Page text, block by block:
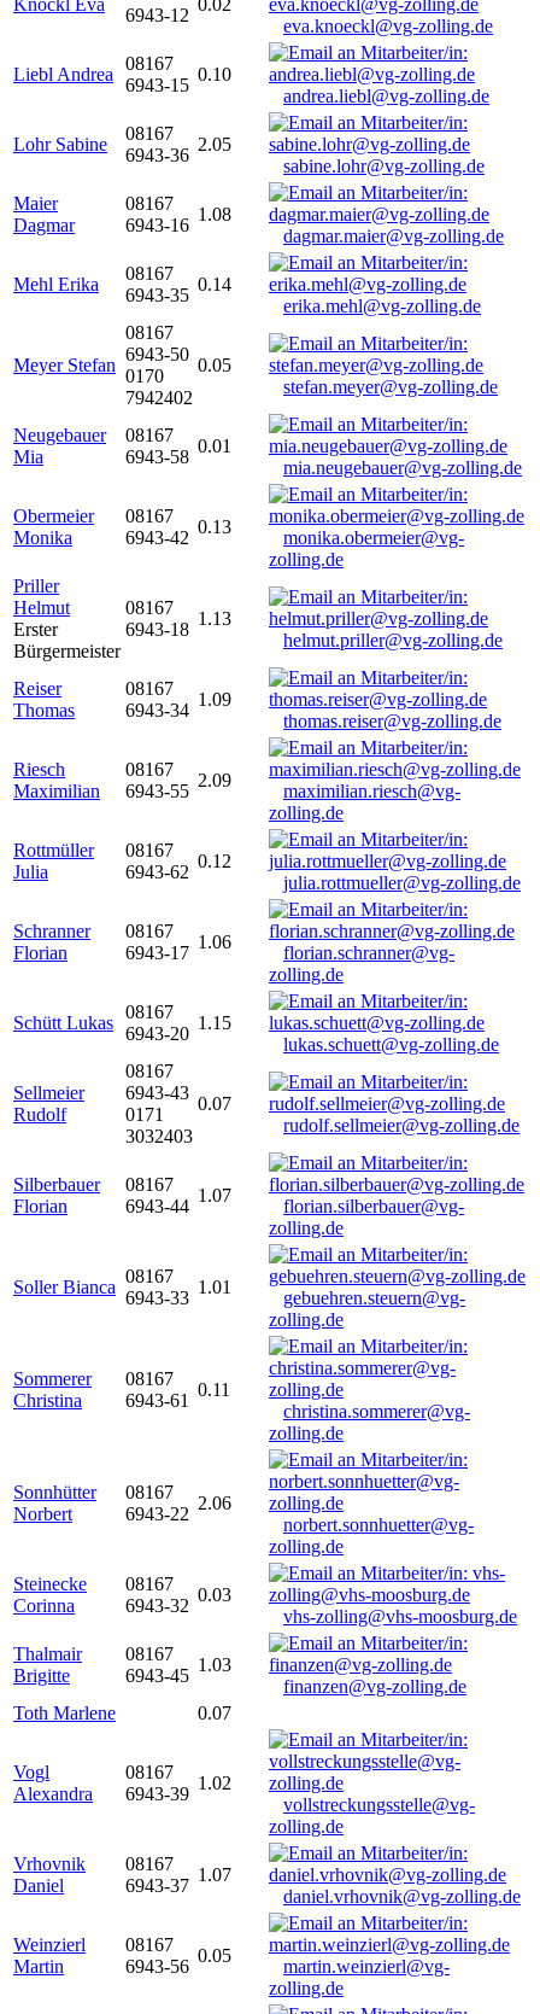
Knöckl Eva
6943-12
0.02
eva.knoeckl@vg-zolling.de
Liebl Andrea
08167
6943-15
0.10
andrea.liebl@vg-zolling.de
Lohr Sabine
08167
6943-36
2.05
sabine.lohr@vg-zolling.de
Maier
Dagmar
08167
6943-16
1.08
dagmar.maier@vg-zolling.de
Mehl Erika
08167
6943-35
0.14
erika.mehl@vg-zolling.de
Meyer Stefan
08167
6943-50
0170
7942402
0.05
stefan.meyer@vg-zolling.de
Neugebauer
Mia
08167
6943-58
0.01
mia.neugebauer@vg-zolling.de
Obermeier
Monika
08167
6943-42
0.13
monika.obermeier@vg-
zolling.de
Priller
Helmut
Erster
Bürgermeister
08167
6943-18
1.13
helmut.priller@vg-zolling.de
Reiser
Thomas
08167
6943-34
1.09
thomas.reiser@vg-zolling.de
Riesch
Maximilian
08167
6943-55
2.09
maximilian.riesch@vg-
zolling.de
Rottmüller
Julia
08167
6943-62
0.12
julia.rottmueller@vg-zolling.de
Schranner
Florian
08167
6943-17
1.06
florian.schranner@vg-
zolling.de
Schütt Lukas
08167
6943-20
1.15
lukas.schuett@vg-zolling.de
Sellmeier
Rudolf
08167
6943-43
0171
3032403
0.07
rudolf.sellmeier@vg-zolling.de
Silberbauer
Florian
08167
6943-44
1.07
florian.silberbauer@vg-
zolling.de
Soller Bianca
08167
6943-33
1.01
gebuehren.steuern@vg-
zolling.de
Sommerer
Christina
08167
6943-61
0.11
christina.sommerer@vg-
zolling.de
Sonnhütter
Norbert
08167
6943-22
2.06
norbert.sonnhuetter@vg-
zolling.de
Steinecke
Corinna
08167
6943-32
0.03
vhs-zolling@vhs-moosburg.de
Thalmair
Brigitte
08167
6943-45
1.03
finanzen@vg-zolling.de
Toth Marlene
0.07
Vogl
Alexandra
08167
6943-39
1.02
vollstreckungsstelle@vg-
zolling.de
Vrhovnik
Daniel
08167
6943-37
1.07
daniel.vrhovnik@vg-zolling.de
Weinzierl
Martin
08167
6943-56
0.05
martin.weinzierl@vg-
zolling.de